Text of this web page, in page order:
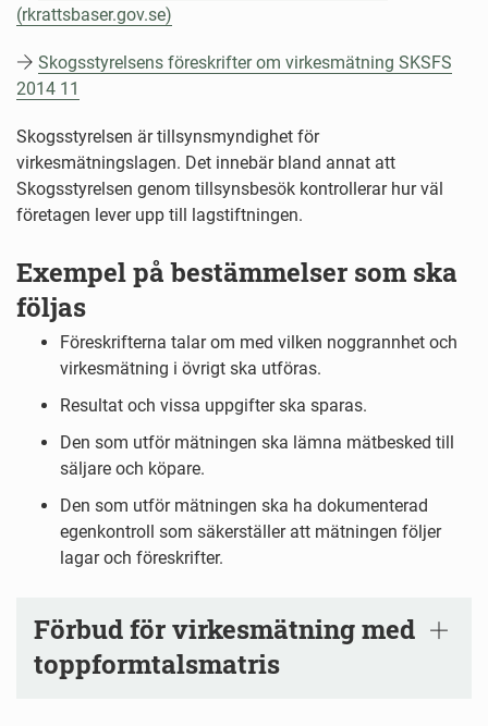
(rkrattsbaser.gov.se)
Skogsstyrelsens föreskrifter om virkesmätning SKSFS
2014 11
Skogsstyrelsen är tillsynsmyndighet för
virkesmätningslagen. Det innebär bland annat att
Skogsstyrelsen genom tillsynsbesök kontrollerar hur väl
företagen lever upp till lagstiftningen.
Exempel på bestämmelser som ska
följas
Föreskrifterna talar om med vilken noggrannhet och
virkesmätning i övrigt ska utföras.
Resultat och vissa uppgifter ska sparas.
Den som utför mätningen ska lämna mätbesked till
säljare och köpare.
Den som utför mätningen ska ha dokumenterad
egenkontroll som säkerställer att mätningen följer
lagar och föreskrifter.
Förbud för virkesmätning med
toppformtalsmatris